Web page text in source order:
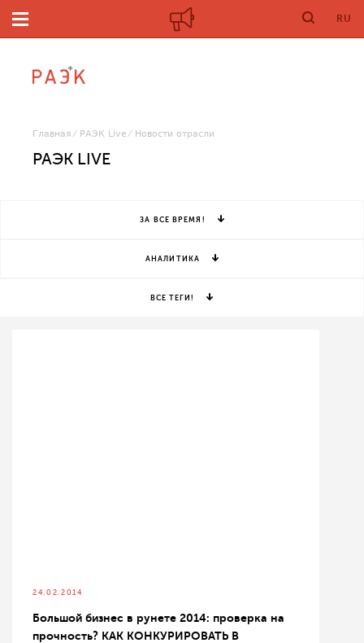
RU
Главная РАЭК Live Новости отрасли
РАЭК LIVE
ЗА ВСЕ ВРЕМЯ!
АНАЛИТИКА
ВСЕ ТЕГИ!
24.02.2014
Большой бизнес в рунете 2014: проверка на
прочность? КАК КОНКУРИРОВАТЬ В